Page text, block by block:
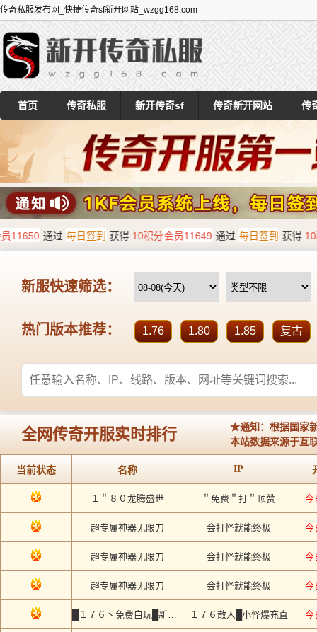
传奇私服发布网_快捷传奇sf新开网站_wzgg168.com
首页 传奇私服 新开传奇sf 传奇新开网站 传